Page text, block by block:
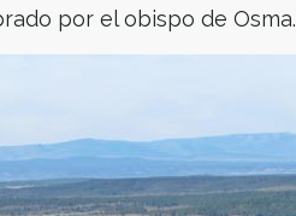
por el obispo de Osma.